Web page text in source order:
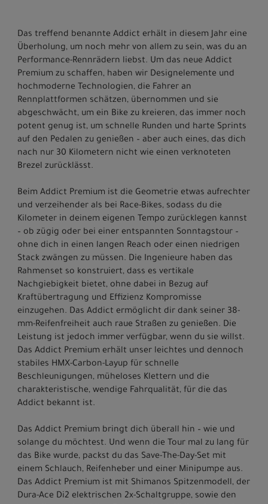
Das treffend benannte Addict erhält in diesem Jahr eine
Überholung, um noch mehr von allem zu sein, was du an
Performance-Rennrädern liebst. Um das neue Addict
Premium zu schaffen, haben wir Designelemente und
hochmoderne Technologien, die Fahrer an
Rennplattformen schätzen, übernommen und sie
abgeschwächt, um ein Bike zu kreieren, das immer noch
potent genug ist, um schnelle Runden und harte Sprints
auf den Pedalen zu genießen – aber auch eines, das dich
nach nur 30 Kilometern nicht wie einen verknoteten
Brezel zurücklässt.
Beim Addict Premium ist die Geometrie etwas aufrechter
und verzeihender als bei Race-Bikes, sodass du die
Kilometer in deinem eigenen Tempo zurücklegen kannst
– ob zügig oder bei einer entspannten Sonntagstour –
ohne dich in einen langen Reach oder einen niedrigen
Stack zwängen zu müssen. Die Ingenieure haben das
Rahmenset so konstruiert, dass es vertikale
Nachgiebigkeit bietet, ohne dabei in Bezug auf
Kraftübertragung und Effizienz Kompromisse
einzugehen. Das Addict ermöglicht dir dank seiner 38-
mm-Reifenfreiheit auch raue Straßen zu genießen. Die
Leistung ist jedoch immer verfügbar, wenn du sie willst.
Das Addict Premium erhält unser leichtes und dennoch
stabiles HMX-Carbon-Layup für schnelle
Beschleunigungen, müheloses Klettern und die
charakteristische, wendige Fahrqualität, für die das
Addict bekannt ist.
Das Addict Premium bringt dich überall hin – wie und
solange du möchtest. Und wenn die Tour mal zu lang für
das Bike wurde, packst du das Save-The-Day-Set mit
einem Schlauch, Reifenheber und einer Minipumpe aus.
Das Addict Premium ist mit Shimanos Spitzenmodell, der
Dura-Ace Di2 elektrischen 2x-Schaltgruppe, sowie den